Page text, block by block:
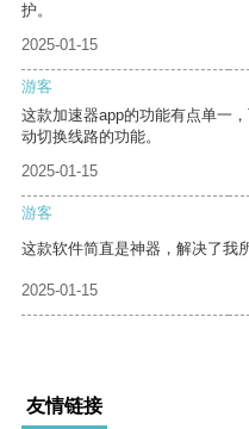
护。
2025-01-15
游客
这款加速器app的功能有点单一
动切换线路的功能。
2025-01-15
游客
这款软件简直是神器，解决了我
2025-01-15
友情链接